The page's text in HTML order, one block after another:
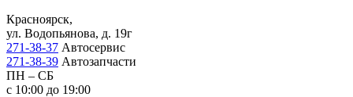
Красноярск,
ул. Водопьянова, д. 19г
271-38-37 Автосервис
271-38-39 Автозапчасти
ПН – СБ
с 10:00 до 19:00